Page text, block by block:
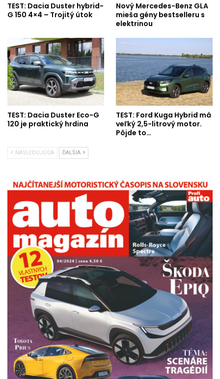
TEST: Dacia Duster hybrid-
G 150 4×4 – Trojitý útok
Nový Mercedes-Benz GLA
mieša gény bestselleru s
elektrinou
TEST: Dacia Duster Eco-G
120 je praktický hrdina
TEST: Ford Kuga Hybrid má
veľký 2,5-litrový motor.
Pôjde to…
NÁSLEDUJÚCA ĎALŠIA